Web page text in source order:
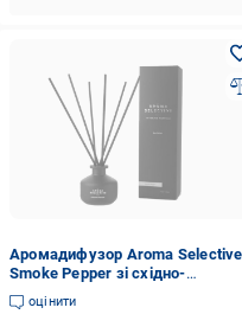
Аромадифузор Aroma Selective
Smoke Pepper зі східно-
деревним ароматом 90 мл
оцінити